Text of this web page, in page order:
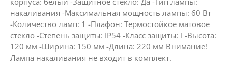
накаливания -Максимальная мощность лампы: 60 Вт
-Количество ламп: 1 -Плафон: Термостойкое матовое
стекло -Степень защиты: IP54 -Класс защиты: I -Высота:
120 мм -Ширина: 150 мм -Длина: 220 мм Внимание!
Лампа накаливания не входит в комплект.